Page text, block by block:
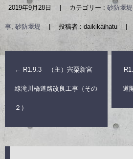
2019年9月28日 | カテゴリー : 砂防堰
事 砂防堰堤 | 投稿者 : daikikaihatu |
← R1.9.3 （主）宍粟新宮
線滝川橋道路改良工事（その
２）
道